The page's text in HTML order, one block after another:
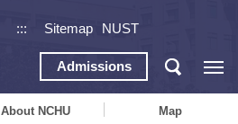
::: Sitemap NUST
Admissions
About NCHU Map